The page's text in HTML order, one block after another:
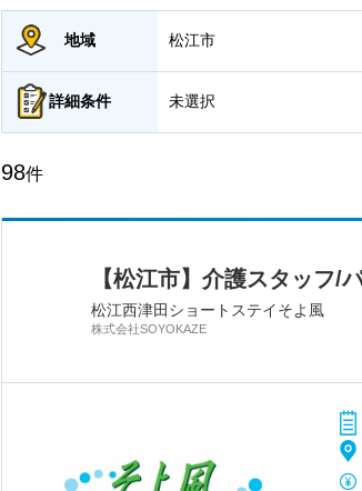
地域 松江市
詳細条件 未選択
98件
【松江市】介護スタッフ/
松江西津田ショートステイそよ風
株式会社SOYOKAZE